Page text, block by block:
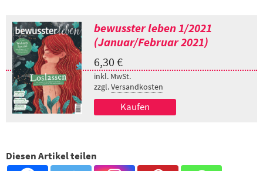
bewusster leben 1/2021
(Januar/Februar 2021)
6,30 €
inkl. MwSt.
zzgl.Versandkosten
Kaufen
Diesen Artikel teilen